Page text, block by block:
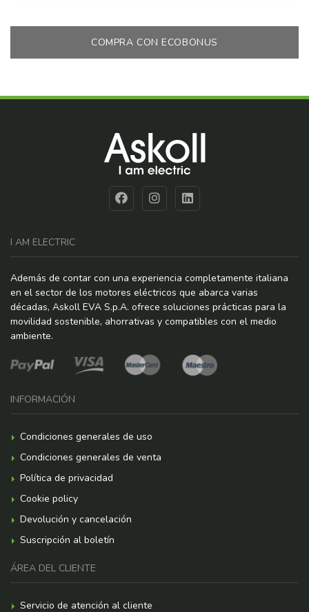
COMPRA CON ECOBONUS
I AM ELECTRIC
Además de contar con una experiencia completamente italiana
en el sector de los motores eléctricos que abarca varias
décadas, Askoll EVA S.p.A. ofrece soluciones prácticas para la
movilidad sostenible, ahorrativas y compatibles con el medio
ambiente.
INFORMACIÓN
Condiciones generales de uso
Condiciones generales de venta
Política de privacidad
Cookie policy
Devolución y cancelación
Suscripción al boletín
ÁREA DEL CLIENTE
Servicio de atención al cliente